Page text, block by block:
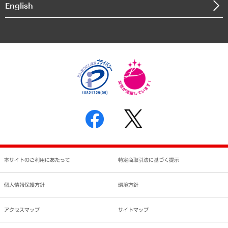
個人情報保護方針
反社会的勢力に対する基本方針
書面による個人情報の開示等の請求の手続きについて
English
本サイトのご利用にあたって 特定商取引法に基づく提示
個人情報保護方針 環境方針
アクセスマップ サイトマップ